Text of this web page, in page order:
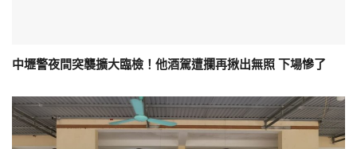
中壢警夜間突襲擴大臨檢！他酒駕遭攔再揪出無照 下場慘了